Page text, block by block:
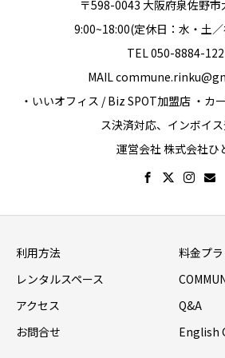
〒598-0043 大阪府泉佐野
9:00~18:00(定休日：水・土
TEL 050-8884-
MAIL
・いいオフィス / Biz SPOT加盟店 ・カ
ス決済対応、インボイ
運営会社 株式会社ひ
利用方法
料金プ
レンタルスペース
アクセス
Q&A
お問合せ
English